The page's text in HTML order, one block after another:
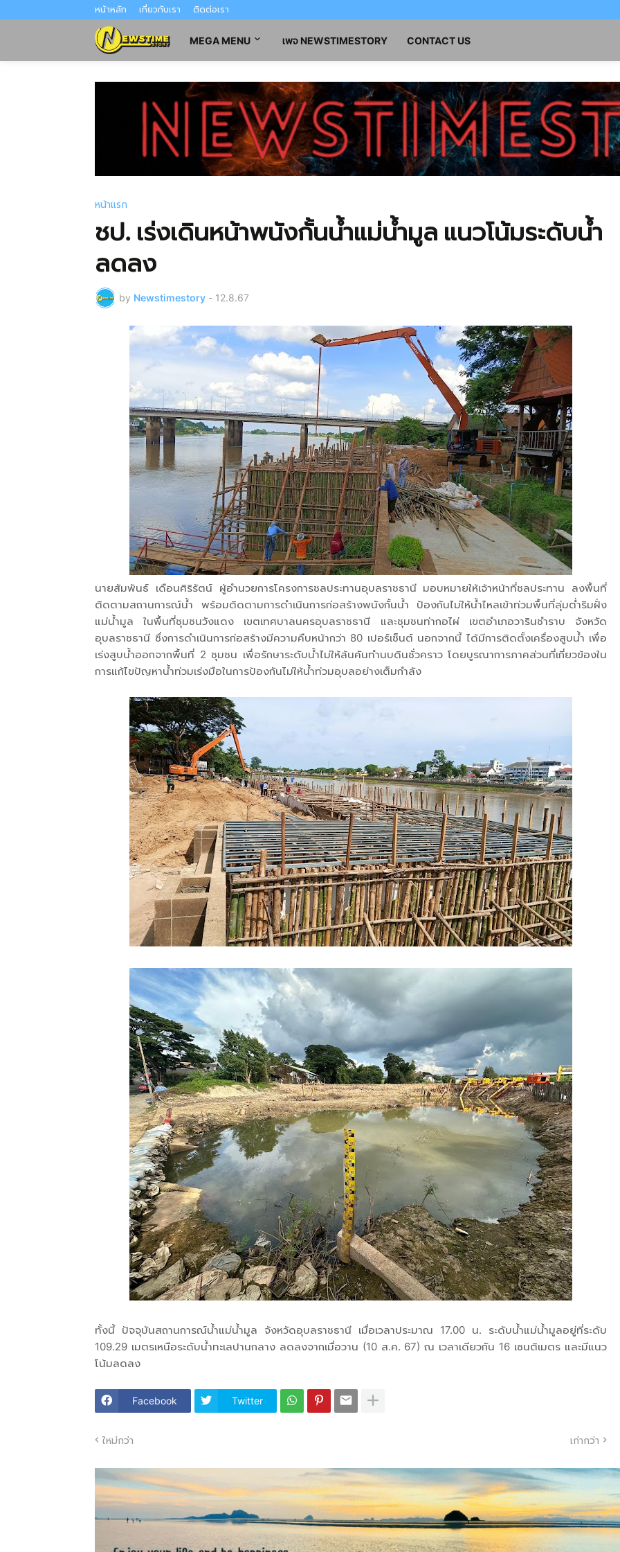
หน้าหลัก เกี่ยวกับเรา ติดต่อเรา
MEGA MENU เพจ NEWSTIMESTORY CONTACT US
หน้าแรก
ชป. เร่งเดินหน้าพนังกั้นน้ำแม่น้ำมูล แนวโน้มระดับน้ำ
ลดลง
by Newstimestory - 12.8.67
นายสัมพันธ์ เดือนศิริรัตน์ ผู้อำนวยการโครงการชลประทานอุบลราชธานี มอบหมายให้เจ้าหน้าที่ชลประทาน ลงพื้นที่
ติดตามสถานการณ์น้ำ พร้อมติดตามการดำเนินการก่อสร้างพนังกั้นน้ำ ป้องกันไม่ให้น้ำไหลเข้าท่วมพื้นที่ลุ่มต่ำริมฝั่ง
แม่น้ำมูล ในพื้นที่ชุมชนวังแดง เขตเทศบาลนครอุบลราชธานี และชุมชนท่ากอไผ่ เขตอำเภอวารินชำราบ จังหวัด
อุบลราชธานี ซึ่งการดำเนินการก่อสร้างมีความคืบหน้ากว่า 80 เปอร์เซ็นต์ นอกจากนี้ ได้มีการติดตั้งเครื่องสูบน้ำ เพื่อ
เร่งสูบน้ำออกจากพื้นที่ 2 ชุมชน เพื่อรักษาระดับน้ำไม่ให้ล้นคันทำนบดินชั่วคราว โดยบูรณาการภาคส่วนที่เกี่ยวข้องใน
การแก้ไขปัญหาน้ำท่วมเร่งมือในการป้องกันไม่ให้น้ำท่วมอุบลอย่างเต็มกำลัง
ทั้งนี้ ปัจจุบันสถานการณ์น้ำแม่น้ำมูล จังหวัดอุบลราชธานี เมื่อเวลาประมาณ 17.00 น. ระดับน้ำแม่น้ำมูลอยู่ที่ระดับ
109.29 เมตรเหนือระดับน้ำทะเลปานกลาง ลดลงจากเมื่อวาน (10 ส.ค. 67) ณ เวลาเดียวกัน 16 เซนติเมตร และมีแนว
โน้มลดลง
Facebook Twitter
ใหม่กว่า เก่ากว่า